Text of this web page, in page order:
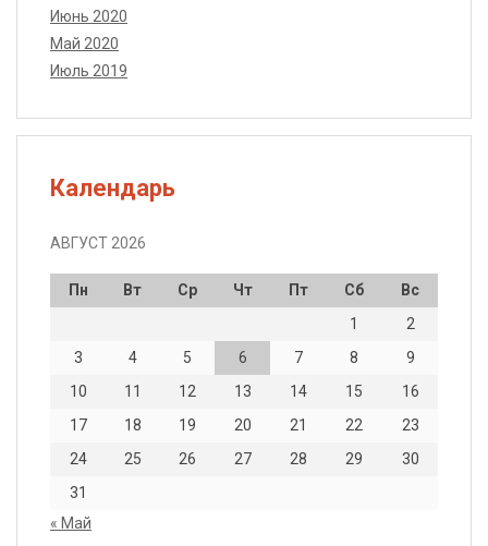
Июнь 2020
Май 2020
Июль 2019
Календарь
АВГУСТ 2026
Пн Вт Ср Чт Пт Сб
Вс
1
2
3
4 5 6 7 8
9
10
11 12 13 14 15
16
17
18 19 20 21 22
23
24
25 26 27 28 29
30
31
« Май